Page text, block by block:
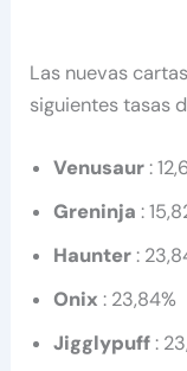
Las nuevas
siguientes tasas
Venusaur:
Greninja :
Haunter:
Onix : 23,84%
Jigglypuff: